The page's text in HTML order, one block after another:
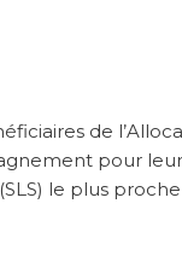
de
pour
le plus